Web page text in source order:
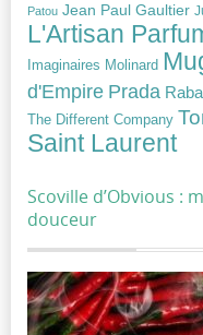
Patou Jean Paul Gaultier
L'Artisan
Imaginaires Molinard
d'Empire Prada
The Different Company
Saint Laurent
Scoville d’Obvious :
douceur